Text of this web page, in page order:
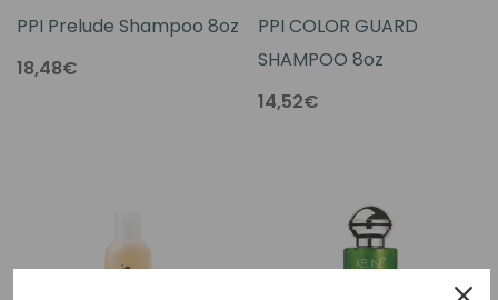
PPI Prelude Shampoo 8oz
18,48€
PPI COLOR GUARD
SHAMPOO 8oz
14,52€